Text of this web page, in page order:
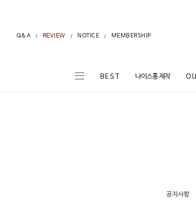
Q&A / REVIEW / NOTICE / MEMBERSHIP
BEST 나이스홍 제작
공지사항